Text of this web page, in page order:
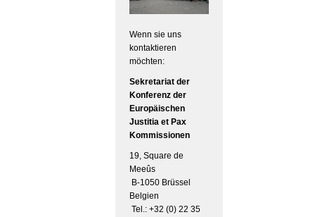
Wenn sie uns
kontaktieren
möchten:
Sekretariat der
Konferenz der
Europäischen
Justitia et Pax
Kommissionen
19, Square de
Meeûs
B-1050 Brüssel
Belgien
Tel.: +32 (0) 22 35